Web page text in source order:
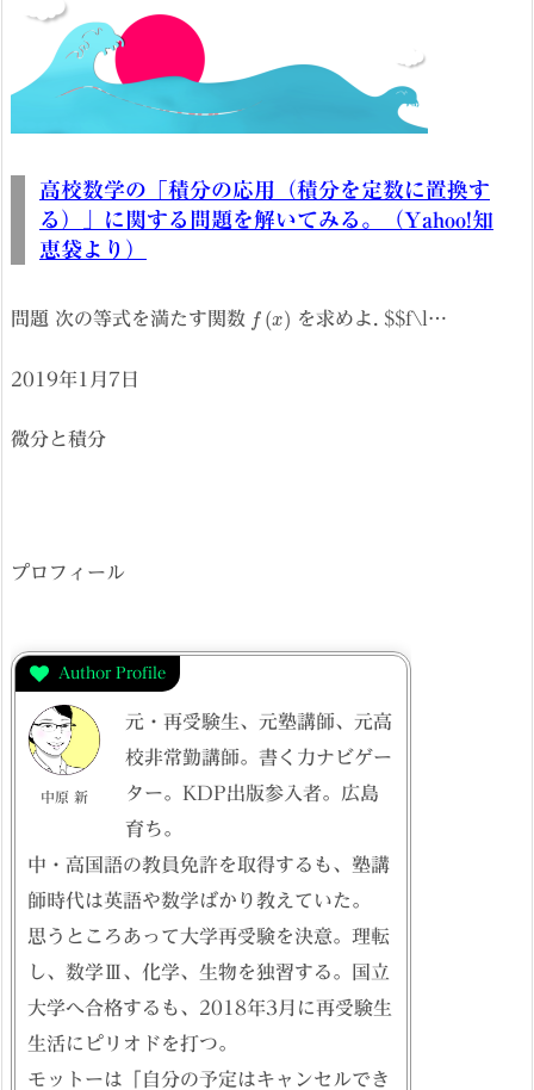
高校数学の「積分の応用（積分を定数に置換す
る）」に関する問題を解いてみる。（Yahoo!知
恵袋より）
問題 次の等式を満たす関数 f( x ) を求めよ. $$f\l…
2019年1月7日
微分と積分
プロフィール
Author Profile
中原 新
元・再受験生、元塾講師、元高
校非常勤講師。書く力ナビゲー
ター。KDP出版参入者。広島
育ち。
中・高国語の教員免許を取得するも、塾講
師時代は英語や数学ばかり教えていた。
思うところあって大学再受験を決意。理転
し、数学Ⅲ、化学、生物を独習する。国立
大学へ合格するも、2018年3月に再受験生
生活にピリオドを打つ。
モットーは「自分の予定はキャンセルでき